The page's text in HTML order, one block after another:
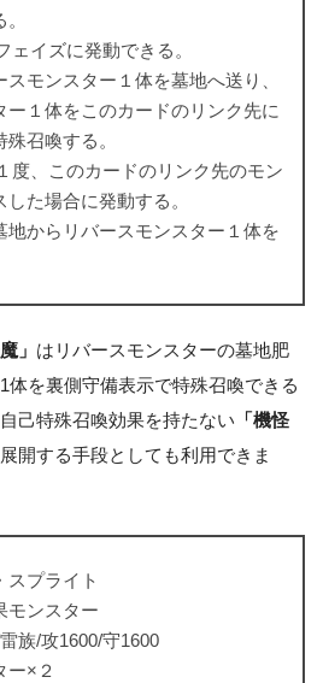
ェイズに発動できる。
モンスター１体を墓地へ送り、
ー１体をこのカードのリンク先に
召喚する。
度、このカードのリンク先のモン
た場合に発動する。
地からリバースモンスター１体を
」 はリバースモンスターの墓地肥
体を裏側守備表示で特殊召喚できる
己特殊召喚効果を持たない 「機怪
開する手段としても利用できま
スプライト
モンスター
族/攻1600/守1600
ー×２